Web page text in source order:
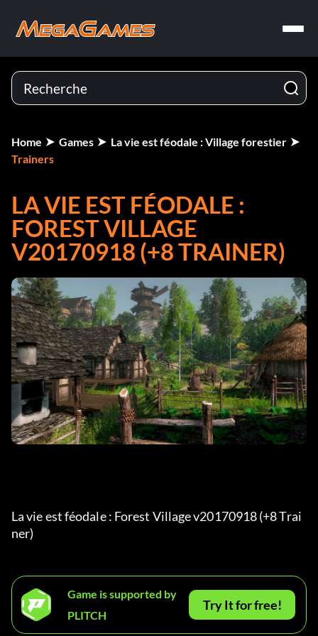
Home Games
La vie est féodale : Village forestier
Trainers
LA VIE EST FÉODALE :
FOREST VILLAGE
V20170918 (+8 TRAINER)
La vie est féodale : Forest Village v20170918 (+8 Trai
ner)
Game is supported by
PLITCH
Try It for free!